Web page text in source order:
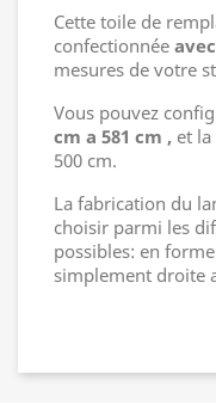
Cette toile de
confectionnée
mesures de votre
Vous pouvez
cm a 581 cm , et
500 cm.
La fabrication du
choisir parmi les
possibles: en
simplement droite